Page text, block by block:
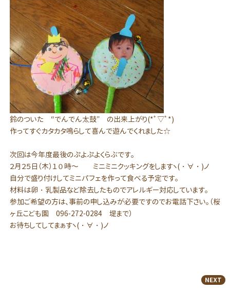
鈴のついた “でんでん太鼓” の出来上がり(*ﾟ▽ﾟ*)
作ってすぐカタカタ鳴らして喜んで遊んでくれました☆
次回は今年度最後のぷよぷよくらぶです。
２月２５日（木）１０時～ ミニミニクッキングをしますヽ(・∀・)ノ
自分で盛り付けしてミニパフェを作って食べる予定です。
材料は卵・乳製品など除去したものでアレルギー対応しています。
参加ご希望の方は、事前の申し込みが必要ですのでお電話下さい。（桜
ヶ丘こども園 096-272-0284 堤まで）
お待ちしてしてまぁすヽ(・∀・)ノ
NEXT